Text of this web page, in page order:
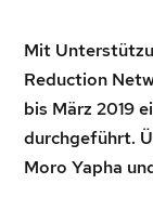
Mit
Reduction
bis März 2019
durchgeführt.
Moro Yapha